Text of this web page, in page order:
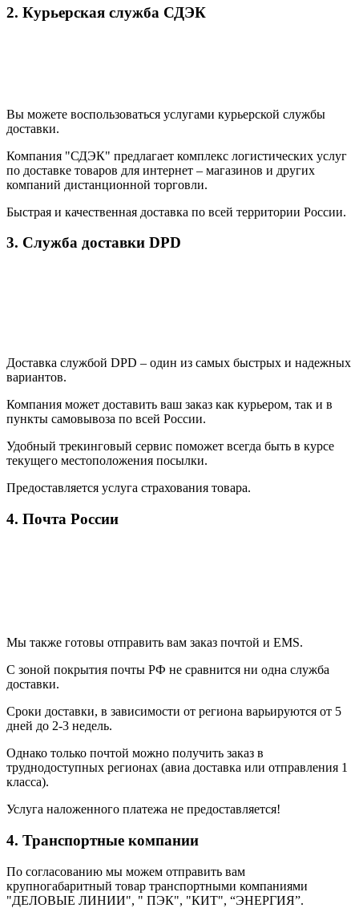
2. Курьерская служба СДЭК
Вы можете воспользоваться услугами курьерской службы
доставки.
Компания "СДЭК" предлагает комплекс логистических услуг
по доставке товаров для интернет – магазинов и других
компаний дистанционной торговли.
Быстрая и качественная доставка по всей территории России.
3. Служба доставки DPD
Доставка службой DPD – один из самых быстрых и надежных
вариантов.
Компания может доставить ваш заказ как курьером, так и в
пункты самовывоза по всей России.
Удобный трекинговый сервис поможет всегда быть в курсе
текущего местоположения посылки.
Предоставляется услуга страхования товара.
4. Почта России
Мы также готовы отправить вам заказ почтой и EMS.
С зоной покрытия почты РФ не сравнится ни одна служба
доставки.
Сроки доставки, в зависимости от региона варьируются от 5
дней до 2-3 недель.
Однако только почтой можно получить заказ в
труднодоступных регионах (авиа доставка или отправления 1
класса).
Услуга наложенного платежа не предоставляется!
4. Транспортные компании
По согласованию мы можем отправить вам
крупногабаритный товар транспортными компаниями
"ДЕЛОВЫЕ ЛИНИИ", " ПЭК", "КИТ", “ЭНЕРГИЯ”.